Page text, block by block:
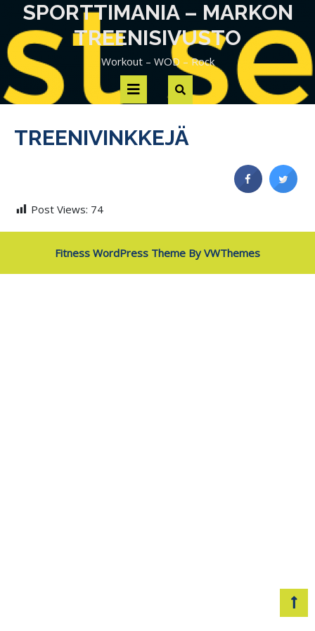
content
SPORTTIMANIA – MARKON
TREENISIVUSTO
Workout – WOD – Rock
Open
Button
TREENIVINKKEJÄ
Post Views: 74
Fitness WordPress Theme By VWThemes